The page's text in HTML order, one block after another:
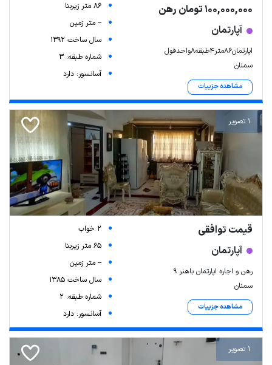
100,000,000 تومان رهن
آپارتمان
اپارتمان‌۸۶متر۴‌طبقه‌۸واحد‌فول
سمنان
مشاهده جزییات
86 متر زیربنا
-- متر زمین
سال ساخت 1392
شماره طبقه: 3
آسانسور: دارد
1 تصویر
قیمت توافقی
آپارتمان
رهن و اجاره اپارتمان باهنر ۹
سمنان
مشاهده جزییات
2 خواب
65 متر زیربنا
-- متر زمین
سال ساخت 1385
شماره طبقه: 2
آسانسور: دارد
1 تصویر